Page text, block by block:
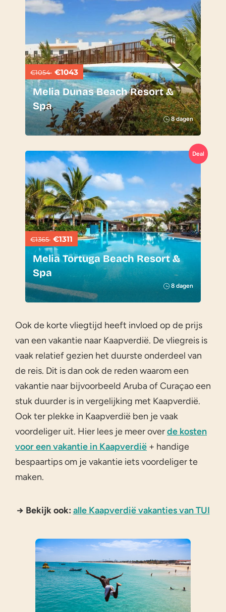
€1054 €1043
Melia Dunas Beach Resort &
Spa
8 dagen
Deal
€1365 €1311
Melia Tortuga Beach Resort &
Spa
8 dagen
Ook de korte vliegtijd heeft invloed op de prijs
van een vakantie naar Kaapverdië. De vliegreis is
vaak relatief gezien het duurste onderdeel van
de reis. Dit is dan ook de reden waarom een
vakantie naar bijvoorbeeld Aruba of Curaçao een
stuk duurder is in vergelijking met Kaapverdië.
Ook ter plekke in Kaapverdië ben je vaak
voordeliger uit. Hier lees je meer overde kosten
voor een vakantie in Kaapverdië + handige
bespaartips om je vakantie iets voordeliger te
maken.
→ Bekijk ook: alle Kaapverdië vakanties van TUI